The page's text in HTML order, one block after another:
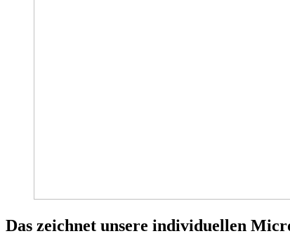
Das zeichnet unsere individuellen